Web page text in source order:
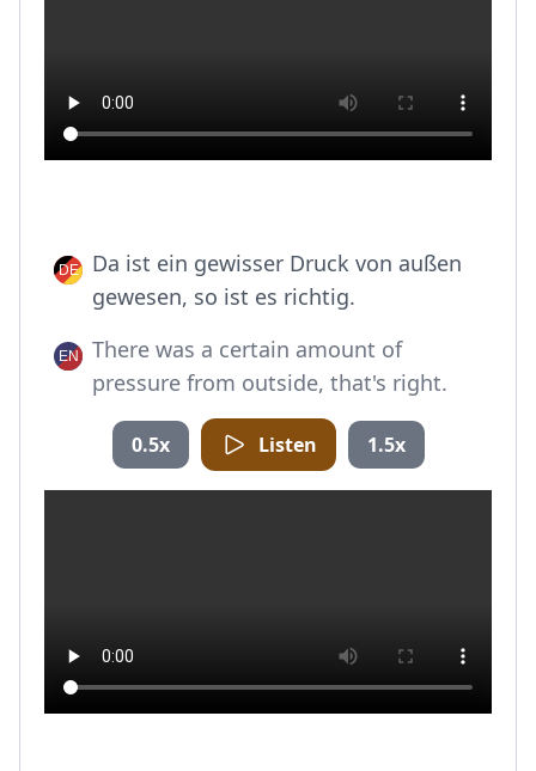
Da ist ein gewisser Druck von außen
gewesen, so ist es richtig.
There was a certain amount of
pressure from outside, that's right.
0.5x Listen 1.5x